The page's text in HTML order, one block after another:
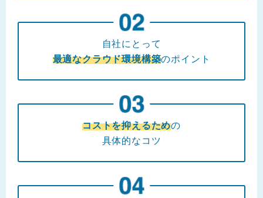
自社にとって
最適なクラウド環境構築のポイント
コストを抑えるための
具体的なコツ